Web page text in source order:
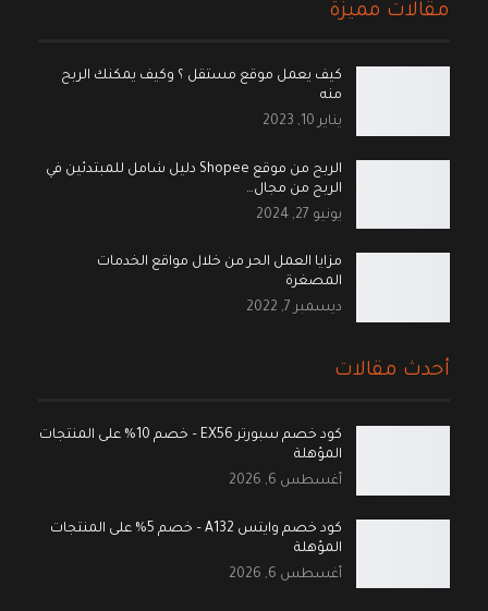
مقالات مميزة
كيف يعمل موقع مستقل ؟ وكيف يمكنك الربح
منه
يناير 10, 2023
الربح من موقع Shopee دليل شامل للمبتدئين في
الربح من مجال…
يونيو 27, 2024
مزايا العمل الحر من خلال مواقع الخدمات
المصغرة
ديسمبر 7, 2022
أحدث مقالات
كود خصم سبورتر EX56 – خصم 10% على المنتجات
المؤهلة
أغسطس 6, 2026
كود خصم وايتس A132 – خصم 5% على المنتجات
المؤهلة
أغسطس 6, 2026